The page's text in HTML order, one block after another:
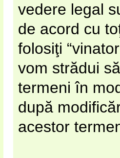
vedere legal
de acord cu
folosiţi
vom strădui
termeni în
după
acestor